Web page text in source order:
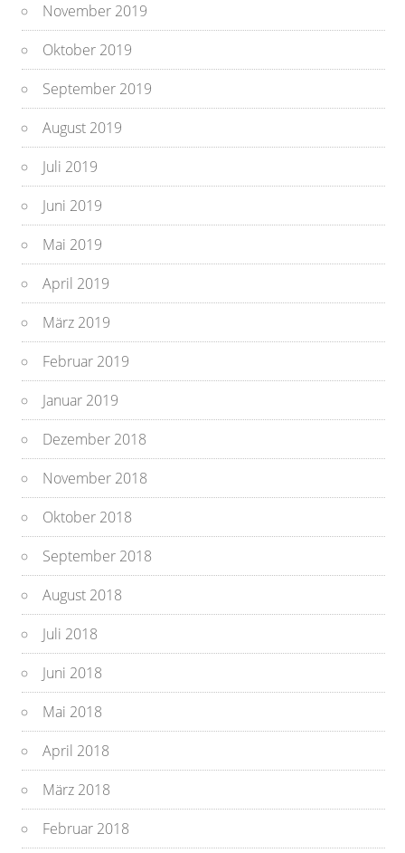
November 2019
Oktober 2019
September 2019
August 2019
Juli 2019
Juni 2019
Mai 2019
April 2019
März 2019
Februar 2019
Januar 2019
Dezember 2018
November 2018
Oktober 2018
September 2018
August 2018
Juli 2018
Juni 2018
Mai 2018
April 2018
März 2018
Februar 2018